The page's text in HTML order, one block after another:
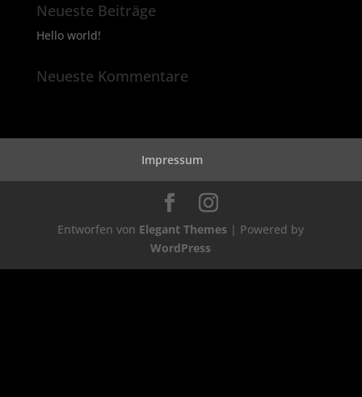
Neueste Beiträge
Hello world!
Neueste Kommentare
Impressum
Entworfen von Elegant Themes | Powered by
WordPress